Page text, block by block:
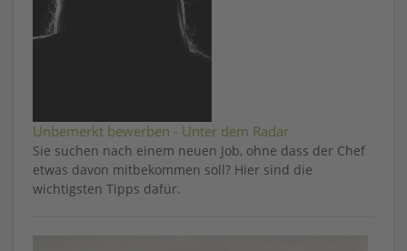
Unbemerkt bewerben - Unter dem Radar
Sie suchen nach einem neuen Job, ohne dass der Chef
etwas davon mitbekommen soll? Hier sind die
wichtigsten Tipps dafür.